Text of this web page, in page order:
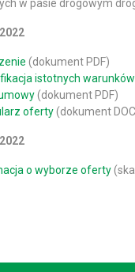
w pasie drogowym
(dokument PDF)
istotnych
(dokument PDF)
oferty(dokument
o wyborze oferty